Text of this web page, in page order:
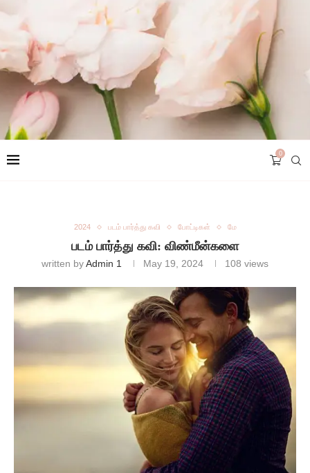
0
2024 படம் பார்த்து கவி போட்டிகள் மே
படம் பார்த்து கவி: விண்மீன்களை
written byAdmin 1 May 19, 2024 108 views